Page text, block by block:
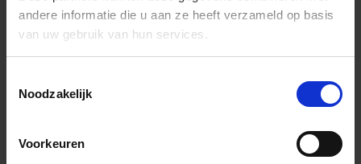
andere informatie die u aan ze heeft verzameld op basis
van uw gebruik van hun services.
Noodzakelijk
Voorkeuren